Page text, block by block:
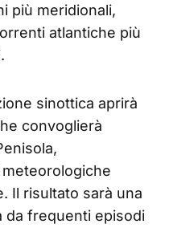
più meridionali,
atlantiche più
sinottica aprirà
convoglierà
Il risultato sarà una
da frequenti episodi